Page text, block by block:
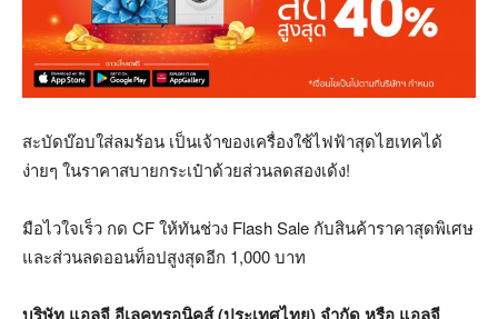
สะบัดบ๊อบใส่ลมร้อน เป็นเจ้าของเครื่องใช้ไฟฟ้าสุดไฮเทคได้
ง่ายๆ ในราคาสบายกระเป๋าด้วยส่วนลดสองเด้ง!
มือไวใจเร็ว กด CF ให้ทันช่วง Flash Sale กับสินค้าราคาสุดพิเศษ
และส่วนลดออนท็อปสูงสุดอีก 1,000 บาท